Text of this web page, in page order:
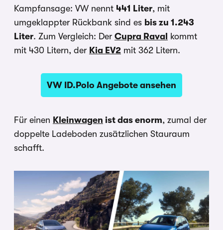
Kampfansage: VW nennt 441 Liter, mit
umgeklappter Rückbank sind es bis zu 1.243
Liter. Zum Vergleich: Der Cupra Raval kommt
mit 430 Litern, der Kia EV2 mit 362 Litern.
VW ID.Polo Angebote ansehen
Für einen Kleinwagen ist das enorm, zumal der
doppelte Ladeboden zusätzlichen Stauraum
schafft.